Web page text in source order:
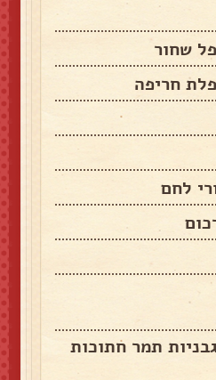
עגבניות תמר חתוכות